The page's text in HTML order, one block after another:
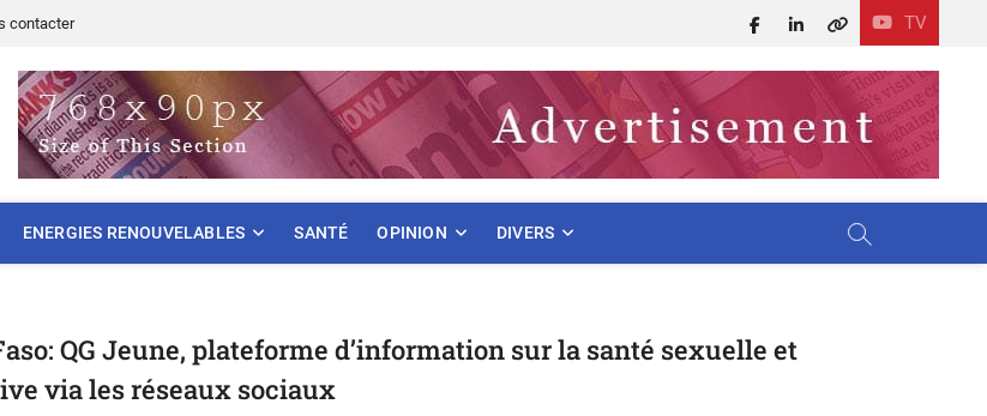
contacter TV
Facebook
LinkedIn
X
ENERGIES RENOUVELABLES SANTÉ OPINION DIVERS
QG Jeune, plateforme d’information sur la santé sexuelle et
via les réseaux sociaux